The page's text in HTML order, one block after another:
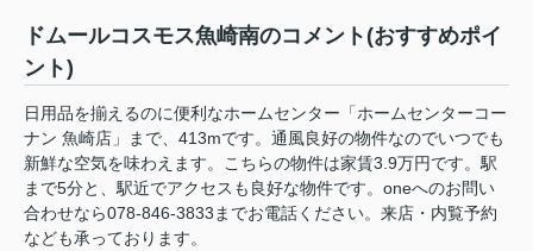
ドムールコスモス魚崎南のコメント(おすすめポイ
ント)
日用品を揃えるのに便利なホームセンター「ホームセンターコー
ナン 魚崎店」まで、413mです。通風良好の物件なのでいつでも
新鮮な空気を味わえます。こちらの物件は家賃3.9万円です。駅
まで5分と、駅近でアクセスも良好な物件です。oneへのお問い
合わせなら078-846-3833までお電話ください。来店・内覧予約
なども承っております。